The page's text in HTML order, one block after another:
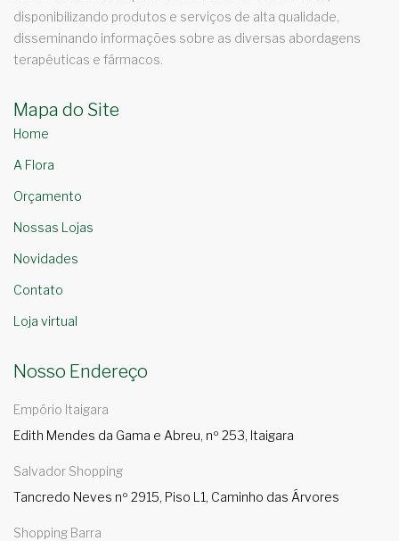
disponibilizando produtos e serviços de alta qualidade,
disseminando informações sobre as diversas abordagens
terapêuticas e fármacos.
Mapa do Site
Home
A Flora
Orçamento
Nossas Lojas
Novidades
Contato
Loja virtual
Nosso Endereço
Empório Itaigara
Edith Mendes da Gama e Abreu, nº 253, Itaigara
Salvador Shopping
Tancredo Neves nº 2915, Piso L1, Caminho das Árvores
Shopping Barra